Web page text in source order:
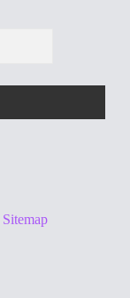
Sitemap